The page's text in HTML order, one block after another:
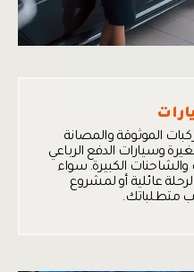
الموثوقة والمصانة
وسيارات الدفع الرباعي
الكبيرة. سواء
عائلية أو لمشروع
متطلباتك.